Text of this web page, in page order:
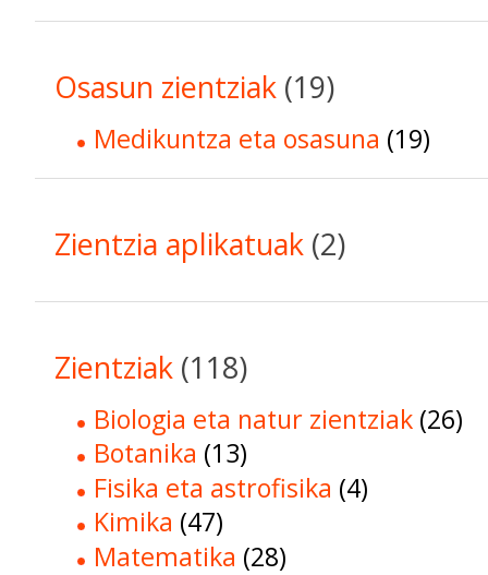
Osasun zientziak (19)
Medikuntza eta osasuna (19)
Zientzia aplikatuak (2)
Zientziak (118)
Biologia eta natur zientziak (26)
Botanika (13)
Fisika eta astrofisika (4)
Kimika (47)
Matematika (28)